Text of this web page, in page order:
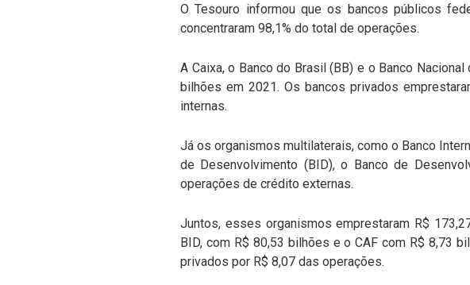
O Tesouro informou que os bancos públicos
concentraram 98,1% do total de operações.
A Caixa, o Banco do Brasil (BB) e o Banco
bilhões em 2021. Os bancos privados
internas.
Já os organismos multilaterais, como o Banco
de Desenvolvimento (BID), o Banco de
operações de crédito externas.
Juntos, esses organismos emprestaram R$
BID, com R$ 80,53 bilhões e o CAF com R$ 8,73
privados por R$ 8,07 das operações.